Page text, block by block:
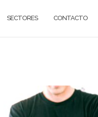
SECTORES CONTACTO